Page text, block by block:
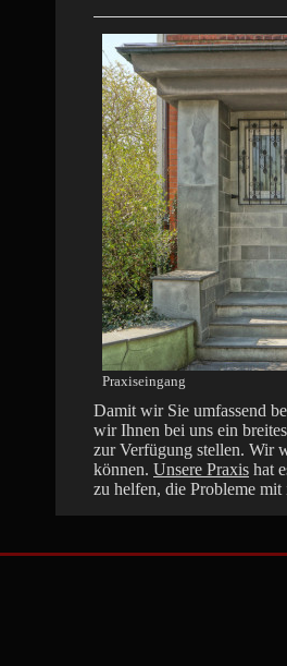
Praxiseingang
Damit wir Sie umfassend
wir Ihnen bei uns ein
zur Verfügung stellen. Wir
können. Unsere Praxis hat
zu helfen, die Probleme